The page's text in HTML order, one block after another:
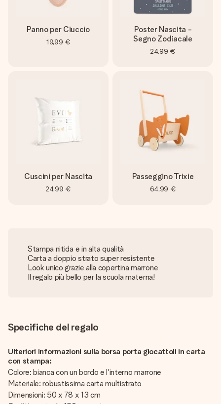
Panno per Ciuccio
19,99 €
Poster Nascita -
Segno Zodiacale
24,99 €
Cuscini per Nascita
24,99 €
Passeggino Trixie
64,99 €
Stampa nitida e in alta qualità
Carta a doppio strato super resistente
Look unico grazie alla copertina marrone
Il regalo più bello per la scuola materna!
Specifiche del regalo
Ulteriori informazioni sulla borsa porta giocattoli in carta
con stampa:
Colore: bianca con un bordo e l'interno marrone
Materiale: robustissima carta multistrato
Dimensioni: 50 x 78 x 13 cm